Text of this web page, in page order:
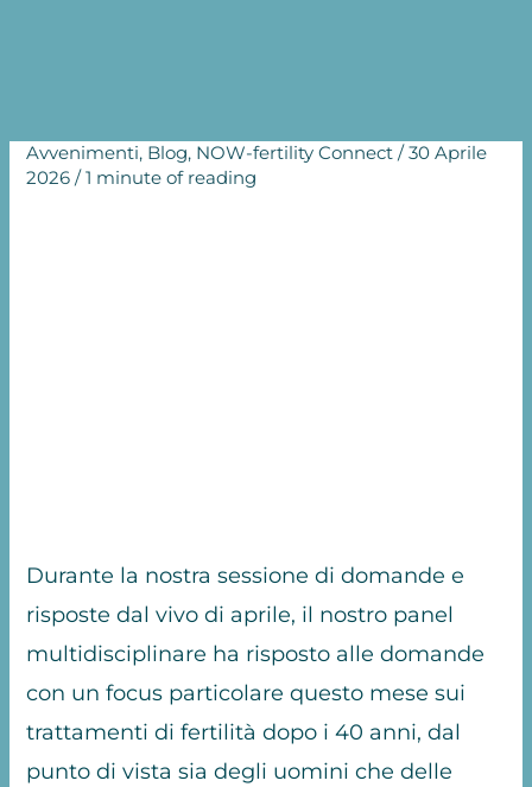
Avvenimenti, Blog, NOW-fertility Connect /30 Aprile
2026/1 minute of reading
Durante la nostra sessione di domande e
risposte dal vivo di aprile, il nostro panel
multidisciplinare ha risposto alle domande
con un focus particolare questo mese sui
trattamenti di fertilità dopo i 40 anni, dal
punto di vista sia degli uomini che delle